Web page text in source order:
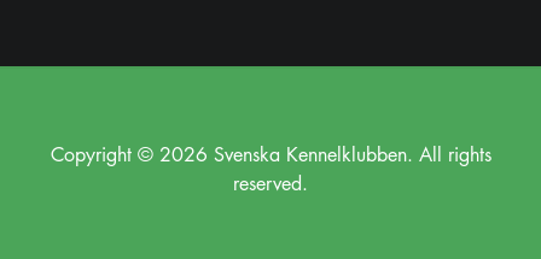
Copyright © 2026 Svenska Kennelklubben. All rights
reserved.